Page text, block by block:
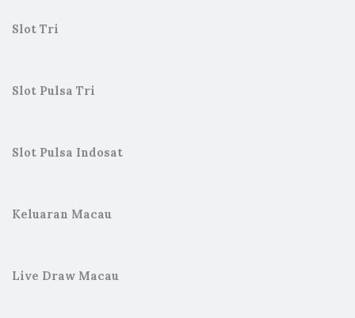
Slot Tri
Slot Pulsa Tri
Slot Pulsa Indosat
Keluaran Macau
Live Draw Macau